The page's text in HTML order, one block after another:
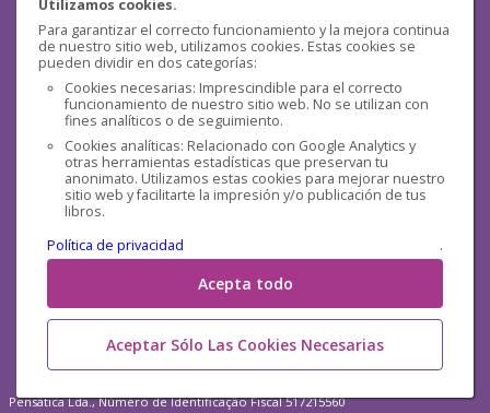
Utilizamos cookies.
Para garantizar el correcto funcionamiento y la mejora continua
de nuestro sitio web, utilizamos cookies. Estas cookies se
pueden dividir en dos categorías:
Cookies necesarias: Imprescindible para el correcto
funcionamiento de nuestro sitio web. No se utilizan con
fines analíticos o de seguimiento.
Cookies analíticas: Relacionado con Google Analytics y
otras herramientas estadísticas que preservan tu
anonimato. Utilizamos estas cookies para mejorar nuestro
sitio web y facilitarte la impresión y/o publicación de tus
libros.
Política de privacidad
.
Acepta todo
Aceptar Sólo Las Cookies Necesarias
Seguridad
Redes sociales
Pensática Lda., Número de Identificação Fiscal 517215560